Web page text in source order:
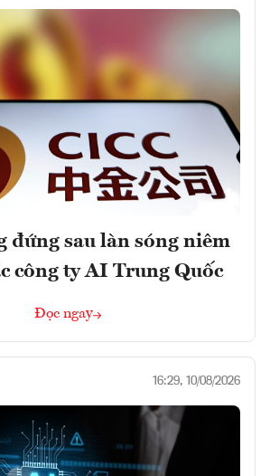
đứng sau làn sóng niêm
công ty AI Trung Quốc
Đọc ngay
16:29, 10/08/2026